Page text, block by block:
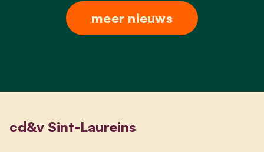
meer nieuws
cd&v Sint-Laureins